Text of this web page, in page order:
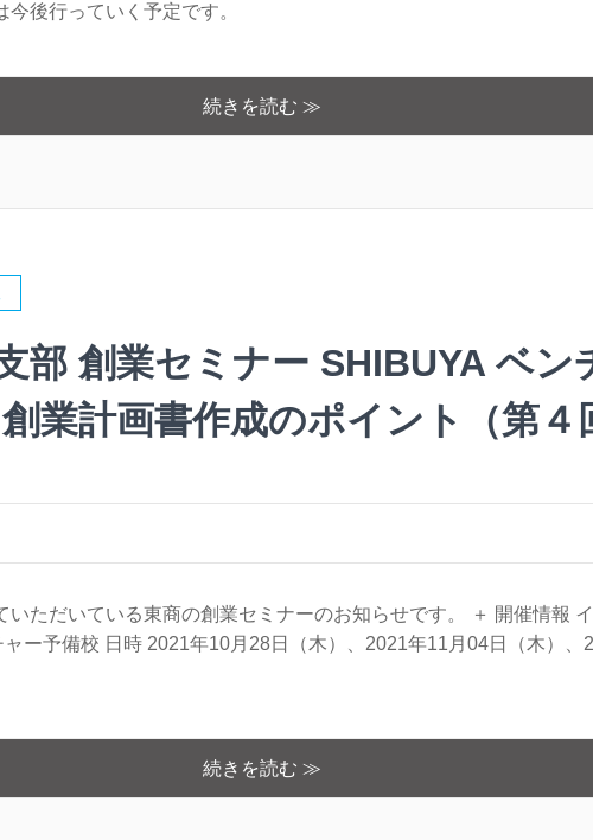
今後行っていく予定です。
続きを読む ≫
部 創業セミナー SHIBUYA ベン
業計画書作成のポイント（第４
いただいている東商の創業セミナーのお知らせです。 ＋ 開催情報
ー予備校 日時 2021年10月28日（木）、2021年11月04日（木）、
続きを読む ≫